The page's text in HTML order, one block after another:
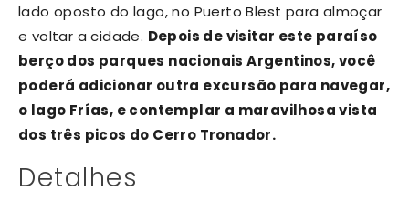
lado oposto do lago, no Puerto Blest para almoçar
e voltar a cidade. Depois de visitar este paraíso
berço dos parques nacionais Argentinos, você
poderá adicionar outra excursão para navegar,
o lago Frías, e contemplar a maravilhosa vista
dos três picos do Cerro Tronador.
Detalhes